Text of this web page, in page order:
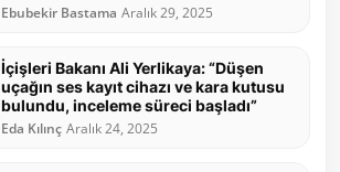
Ebubekir Bastama Aralık 29, 2025
İçişleri Bakanı Ali Yerlikaya: “Düşen
uçağın ses kayıt cihazı ve kara kutusu
bulundu, inceleme süreci başladı”
Eda Kılınç Aralık 24, 2025